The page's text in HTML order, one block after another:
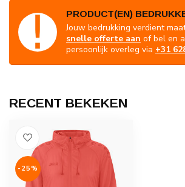
PRODUCT(EN)
Jouw bedrukking verdient
snelle offerte aan of bel en
persoonlijk overleg via +31
RECENT BEKEKEN
-25%